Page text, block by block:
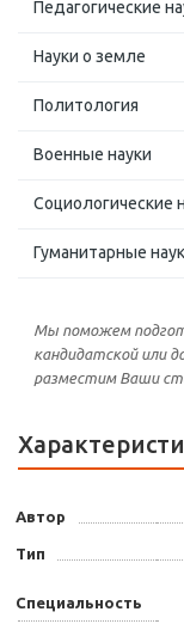
Педагогические
Науки о земле
Политология
Военные науки
Социологические
Гуманитарные
Мы поможем
кандидатской или
разместим Ваши
Автор
Тип
Специальность